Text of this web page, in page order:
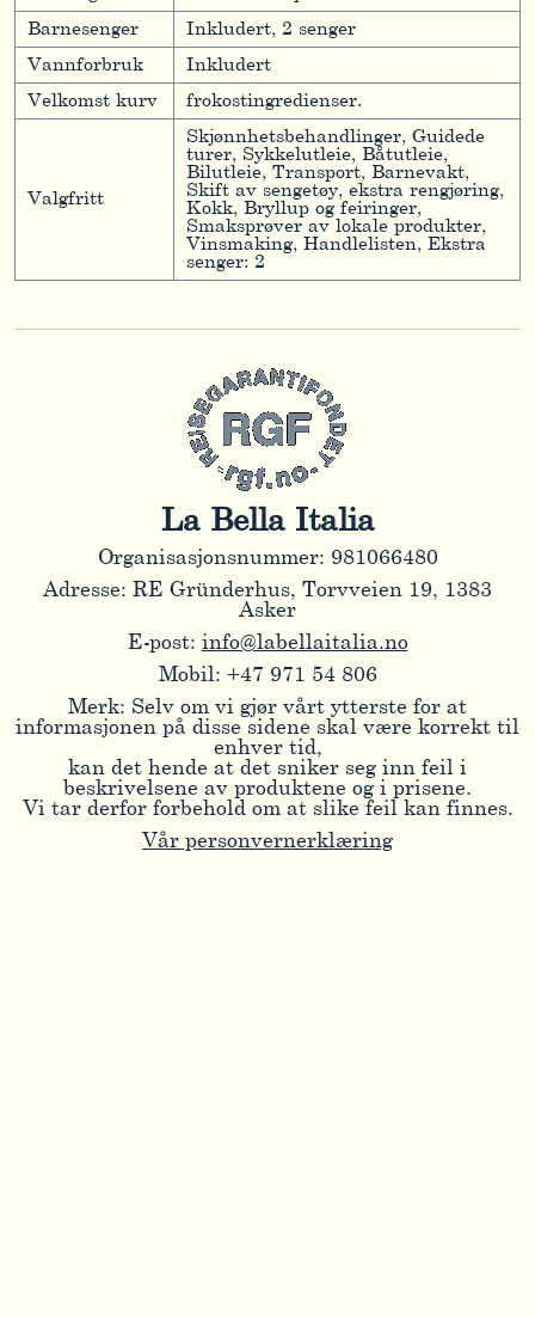
Barnesenger
Inkludert, 2 senger
Vannforbruk
Inkludert
Velkomst kurv
frokostingredienser.
Valgfritt
Skjønnhetsbehandlinger, Guidede
turer, Sykkelutleie, Båtutleie,
Bilutleie, Transport, Barnevakt,
Skift av sengetøy, ekstra rengjøring,
Kokk, Bryllup og feiringer,
Smaksprøver av lokale produkter,
Vinsmaking, Handlelisten, Ekstra
senger: 2
La Bella Italia
Organisasjonsnummer: 981066480
Adresse: RE Gründerhus, Torvveien 19, 1383
Asker
E-post: info@labellaitalia.no
Mobil: +47 971 54 806
Merk: Selv om vi gjør vårt ytterste for at
informasjonen på disse sidene skal være korrekt til
enhver tid,
kan det hende at det sniker seg inn feil i
beskrivelsene av produktene og i prisene.
Vi tar derfor forbehold om at slike feil kan finnes.
Vår personvernerklæring